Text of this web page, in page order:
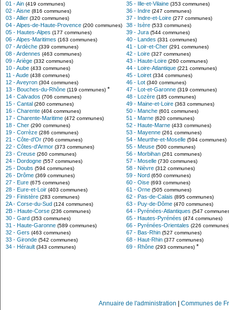
01 - Ain (419 communes)
02 - Aisne (816 communes)
03 - Allier (320 communes)
04 - Alpes-de-Haute-Provence (200 communes)
05 - Hautes-Alpes (177 communes)
06 - Alpes-Maritimes (163 communes)
07 - Ardèche (339 communes)
08 - Ardennes (463 communes)
09 - Ariège (332 communes)
10 - Aube (433 communes)
11 - Aude (438 communes)
12 - Aveyron (304 communes)
13 - Bouches-du-Rhône (119 communes) *
14 - Calvados (706 communes)
15 - Cantal (260 communes)
16 - Charente (404 communes)
17 - Charente-Maritime (472 communes)
18 - Cher (290 communes)
19 - Corrèze (286 communes)
21 - Côte-d'Or (706 communes)
22 - Côtes-d'Armor (373 communes)
23 - Creuse (260 communes)
24 - Dordogne (557 communes)
25 - Doubs (594 communes)
26 - Drôme (369 communes)
27 - Eure (675 communes)
28 - Eure-et-Loir (403 communes)
29 - Finistère (283 communes)
2A - Corse-du-Sud (124 communes)
2B - Haute-Corse (236 communes)
30 - Gard (353 communes)
31 - Haute-Garonne (589 communes)
32 - Gers (463 communes)
33 - Gironde (542 communes)
34 - Hérault (343 communes)
35 - Ille-et-Vilaine (353 communes)
36 - Indre (247 communes)
37 - Indre-et-Loire (277 communes)
38 - Isère (533 communes)
39 - Jura (544 communes)
40 - Landes (331 communes)
41 - Loir-et-Cher (291 communes)
42 - Loire (327 communes)
43 - Haute-Loire (260 communes)
44 - Loire-Atlantique (221 communes)
45 - Loiret (334 communes)
46 - Lot (340 communes)
47 - Lot-et-Garonne (319 communes)
48 - Lozère (185 communes)
49 - Maine-et-Loire (363 communes)
50 - Manche (601 communes)
51 - Marne (620 communes)
52 - Haute-Marne (433 communes)
53 - Mayenne (261 communes)
54 - Meurthe-et-Moselle (594 communes)
55 - Meuse (500 communes)
56 - Morbihan (261 communes)
57 - Moselle (730 communes)
58 - Nièvre (312 communes)
59 - Nord (650 communes)
60 - Oise (693 communes)
61 - Orne (505 communes)
62 - Pas-de-Calais (895 communes)
63 - Puy-de-Dôme (470 communes)
64 - Pyrénées-Atlantiques (547
65 - Hautes-Pyrénées (474 communes)
66 - Pyrénées-Orientales (226
67 - Bas-Rhin (527 communes)
68 - Haut-Rhin (377 communes)
69 - Rhône (293 communes) *
Annuaire de l'administration Communes de